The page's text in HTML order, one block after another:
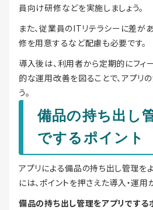
員向け研修などを実施しましょう。
また、従業員のITリテラシーに差が
修を用意するなど配慮も必要です。
導入後は、利用者から定期的にフィ
的な運用改善を図ることで、アプリ
う。
備品の持ち出し
でするポイント
アプリによる備品の持ち出し管理を
には、ポイントを押さえた導入・運用
備品の持ち出し管理をアプリでする